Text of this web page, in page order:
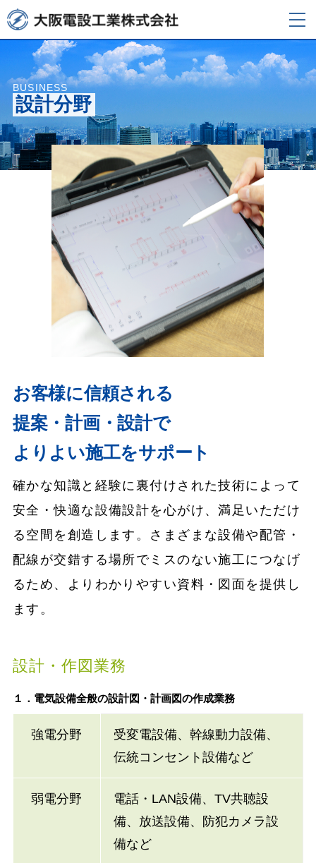
BUSINESS
設計分野
お客様に信頼される
提案・計画・設計で
よりよい施工をサポート
確かな知識と経験に裏付けされた技術によって
安全・快適な設備設計を心がけ、満足いただけ
る空間を創造します。さまざまな設備や配管・
配線が交錯する場所でミスのない施工につなげ
るため、よりわかりやすい資料・図面を提供し
ます。
設計・作図業務
１．電気設備全般の設計図・計画図の作成業務
強電分野
受変電設備、幹線動力設備、
伝統コンセント設備など
弱電分野
電話・LAN設備、TV共聴設
備、放送設備、防犯カメラ設
備など